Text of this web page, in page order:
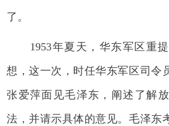
了。
1953年夏天，华东军区重
想，这一次，时任华东军区司令
张爱萍面见毛泽东，阐述了解
法，并请示具体的意见。毛泽东